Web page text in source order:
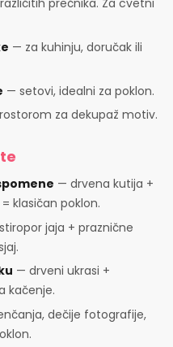
prečnika. Za cvetni
— za kuhinju, doručak ili
— setovi, idealni za poklon.
za dekupaž motiv.
— drvena kutija +
klasičan poklon.
jaja + praznične
— drveni ukrasi +
kačenje.
dečije fotografije,